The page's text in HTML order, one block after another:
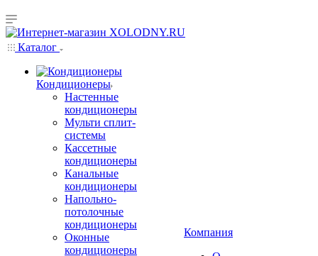
Каталог
Кондиционеры
Настенные
кондиционеры
Мульти сплит-
системы
Кассетные
кондиционеры
Канальные
кондиционеры
Напольно-
потолочные
кондиционеры
Оконные
кондиционеры
Компания